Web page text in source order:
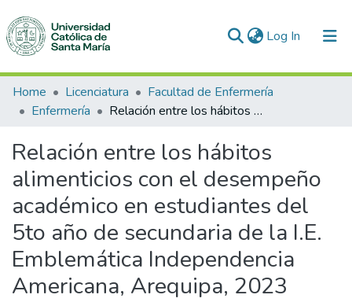
Log In (current)
Communities & Collections
All of DSpace
Statistics
Home Licenciatura
Facultad de Enfermería
Enfermería
Relación entre los hábitos alimenticios con el desempeño académico en estudiantes del 5to año de secundaria de la I.E. Emblemática Independencia Americana, Arequipa, 2023
Relación entre los hábitos
alimenticios con el desempeño
académico en estudiantes del
5to año de secundaria de la I.E.
Emblemática Independencia
Americana, Arequipa, 2023